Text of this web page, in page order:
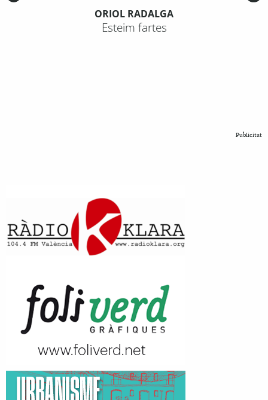
ORIOL RADALGA
Esteim fartes
Publicitat